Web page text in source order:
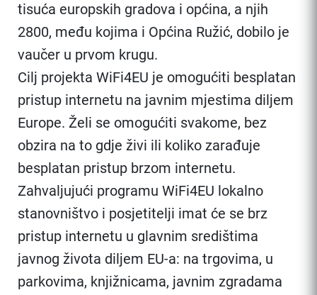
tisuća europskih gradova i općina, a njih
2800, među kojima i Općina Ružić, dobilo je
vaučer u prvom krugu.
Cilj projekta WiFi4EU je omogućiti besplatan
pristup internetu na javnim mjestima diljem
Europe. Želi se omogućiti svakome, bez
obzira na to gdje živi ili koliko zarađuje
besplatan pristup brzom internetu.
Zahvaljujući programu WiFi4EU lokalno
stanovništvo i posjetitelji imat će se brz
pristup internetu u glavnim središtima
javnog života diljem EU-a: na trgovima, u
parkovima, knjižnicama, javnim zgradama